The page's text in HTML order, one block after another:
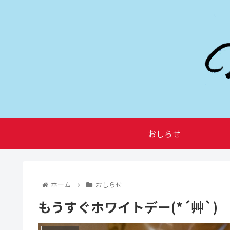
おしらせ
ホーム おしらせ
もうすぐホワイトデー(*´艸`)